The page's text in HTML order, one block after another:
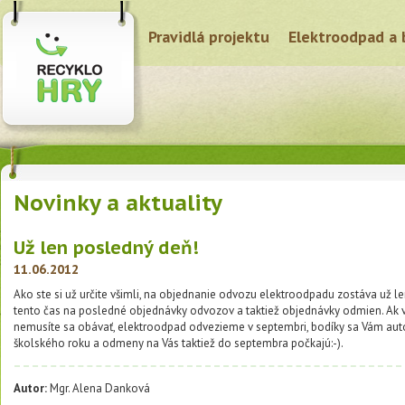
Pravidlá projektu Elektroodpad a
Novinky a aktuality
Už len posledný deň!
11.06.2012
Ako ste si už určite všimli, na objednanie odvozu elektroodpadu zostáva už
tento čas na posledné objednávky odvozov a taktiež objednávky odmien. Ak
nemusíte sa obávať, elektroodpad odvezieme v septembri, bodíky sa Vám
školského roku a odmeny na Vás taktiež do septembra počkajú:-).
Autor:Mgr. Alena Danková